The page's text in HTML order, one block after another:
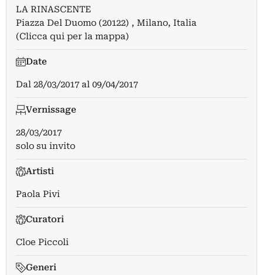
LA RINASCENTE
Piazza Del Duomo (20122) , Milano, Italia
(Clicca qui per la mappa)
Date
Dal 28/03/2017 al 09/04/2017
Vernissage
28/03/2017
solo su invito
Artisti
Paola Pivi
Curatori
Cloe Piccoli
Generi